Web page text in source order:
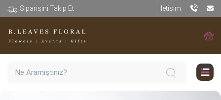
Siparişini Takip Et İletişim